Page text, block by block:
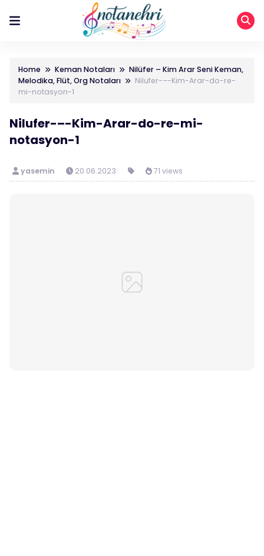
Home Keman Notaları
Nilüfer – Kim Arar Seni Keman,
Melodika, Flüt, Org Notaları
Nilufer-–-Kim-Arar-do-re-
mi-notasyon-1
Nilufer-–-Kim-Arar-do-re-mi-
notasyon-1
yasemin 20.06.2023 71 views